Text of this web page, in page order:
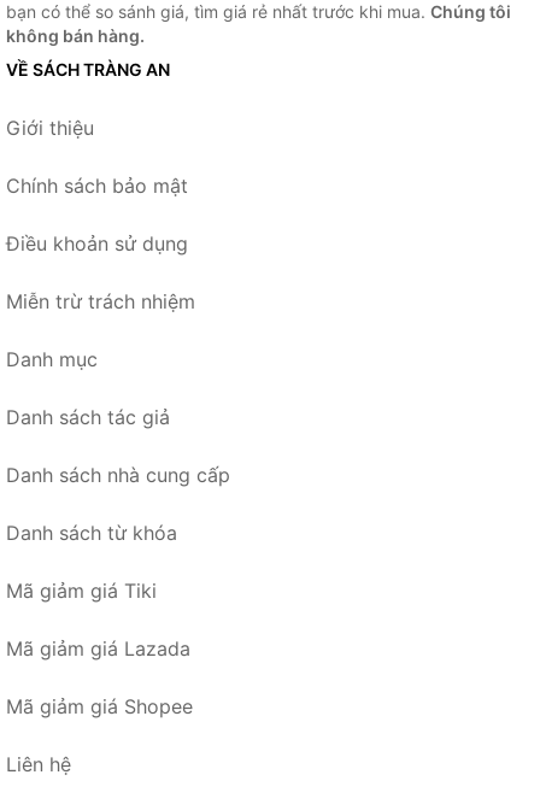
bạn có thể so sánh giá, tìm giá rẻ nhất trước khi mua. Chúng tôi
không bán hàng.
VỀ SÁCH TRÀNG AN
Giới thiệu
Chính sách bảo mật
Điều khoản sử dụng
Miễn trừ trách nhiệm
Danh mục
Danh sách tác giả
Danh sách nhà cung cấp
Danh sách từ khóa
Mã giảm giá Tiki
Mã giảm giá Lazada
Mã giảm giá Shopee
Liên hệ